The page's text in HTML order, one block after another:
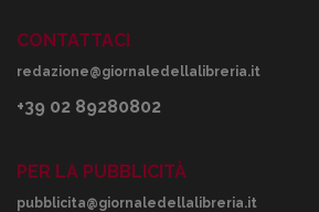
CONTATTACI
redazione@giornaledellalibreria.it
+39 02 89280802
PER LA PUBBLICITÀ
pubblicita@giornaledellalibreria.it